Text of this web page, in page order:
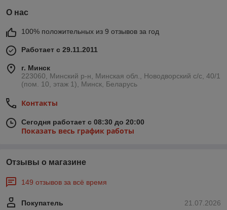
О нас
100% положительных из 9 отзывов за год
Работает с 29.11.2011
г. Минск
223060, Минский р-н, Минская обл., Новодворский с/с, 40/1
(пом. 10, этаж 1), Минск, Беларусь
Контакты
Сегодня работает с 08:30 до 20:00
Показать весь график работы
Отзывы о магазине
149 отзывов за всё время
21.07.2026
Покупатель